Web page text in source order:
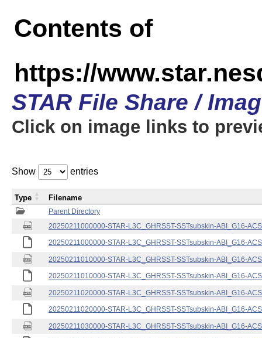
Contents of
https://
STAR File Share /
Click on image links to
Show entries
Parent Directory
20250211000000-STAR-L3C_GHRSST-SSTsubskin-ABI_G16-
20250211000000-STAR-L3C_GHRSST-SSTsubskin-ABI_G16-
20250211010000-STAR-L3C_GHRSST-SSTsubskin-ABI_G16-
20250211010000-STAR-L3C_GHRSST-SSTsubskin-ABI_G16-
20250211020000-STAR-L3C_GHRSST-SSTsubskin-ABI_G16-
20250211020000-STAR-L3C_GHRSST-SSTsubskin-ABI_G16-
20250211030000-STAR-L3C_GHRSST-SSTsubskin-ABI_G16-
Type Filename